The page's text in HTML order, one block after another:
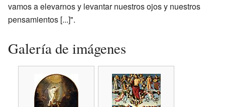
vamos a elevarnos y levantar nuestros ojos y nuestros
pensamientos [...]".
Galería de imágenes